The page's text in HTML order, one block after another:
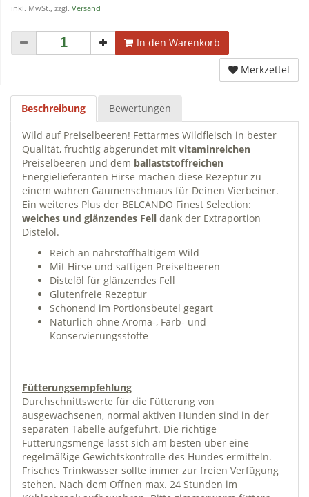
inkl. MwSt., zzgl. Versand
In den Warenkorb
Merkzettel
Beschreibung Bewertungen
Wild auf Preiselbeeren! Fettarmes Wildfleisch in bester
Qualität, fruchtig abgerundet mit vitaminreichen
Preiselbeeren und dem ballaststoffreichen
Energielieferanten Hirse machen diese Rezeptur zu
einem wahren Gaumenschmaus für Deinen Vierbeiner.
Ein weiteres Plus der BELCANDO Finest Selection:
weiches und glänzendes Fell dank der Extraportion
Distelöl.
Reich an nährstoffhaltigem Wild
Mit Hirse und saftigen Preiselbeeren
Distelöl für glänzendes Fell
Glutenfreie Rezeptur
Schonend im Portionsbeutel gegart
Natürlich ohne Aroma-, Farb- und
Konservierungsstoffe
Fütterungsempfehlung
Durchschnittswerte für die Fütterung von
ausgewachsenen, normal aktiven Hunden sind in der
separaten Tabelle aufgeführt. Die richtige
Fütterungsmenge lässt sich am besten über eine
regelmäßige Gewichtskontrolle des Hundes ermitteln.
Frisches Trinkwasser sollte immer zur freien Verfügung
stehen. Nach dem Öffnen max. 24 Stunden im